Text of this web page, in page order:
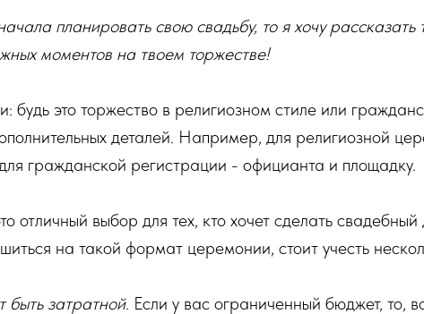
планировать свою свадьбу, то я хочу
моментов на твоем торжестве!
это торжество в религиозном стиле или
деталей. Например, для религиозной
гражданской регистрации - официанта и площадку.
отличный выбор для тех, кто хочет сделать
на такой формат церемонии, стоит учесть
затратной. Если у вас ограниченный бюджет, то,